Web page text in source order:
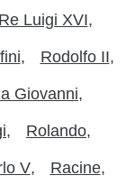
Re Luigi XVI
Rodolfo II
Giovanni
Rolando
V Racine